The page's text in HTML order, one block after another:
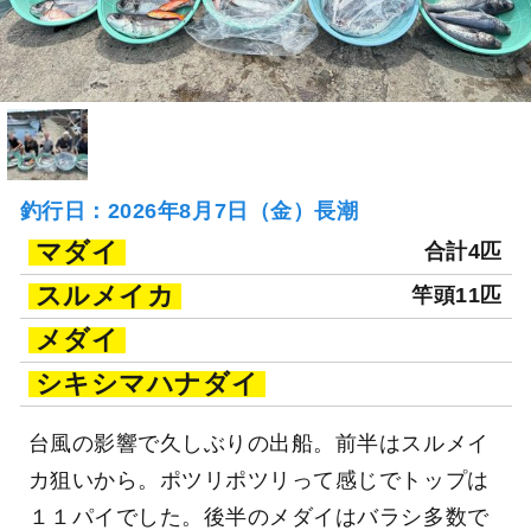
釣行日：2026年8月7日（金）長潮
マダイ 合計4匹
スルメイカ 竿頭11匹
メダイ
シキシマハナダイ
台風の影響で久しぶりの出船。前半はスルメイ
カ狙いから。ポツリポツリって感じでトップは
１１パイでした。後半のメダイはバラシ多数で